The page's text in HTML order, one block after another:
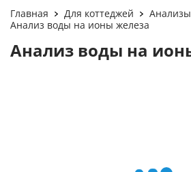
Москва
Главная Для коттеджей
Анализ воды на ионы железа
Анализ воды на